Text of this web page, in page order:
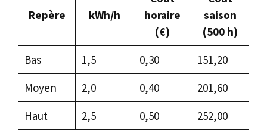
Repère kWh/h
horaire
(€)
saison
(500 h)
Bas
1,5 0,30
151,20
Moyen
2,0 0,40
201,60
Haut
2,5 0,50 252,00